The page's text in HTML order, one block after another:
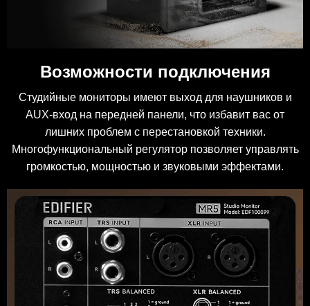
Возможности подключения
Студийные мониторы имеют выход для наушников и
AUX-вход на передней панели, что избавит вас от
лишних проблем с перестановкой техники.
Многофункциональный регулятор позволяет управлять
громкостью, мощностью и звуковыми эффектами.